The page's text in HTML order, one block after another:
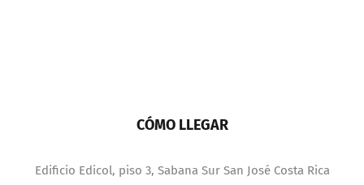
CÓMO LLEGAR
Edificio Edicol, piso 3, Sabana Sur San José Costa Rica